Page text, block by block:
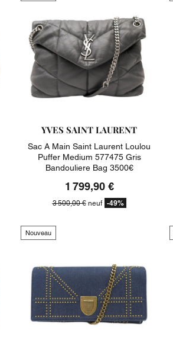
YVES SAINT LAURENT
Sac A Main Saint Laurent Loulou
Puffer Medium 577475 Gris
Bandouliere Bag 3500€
1 799,90 €
3 500,00 €neuf -49%
Nouveau